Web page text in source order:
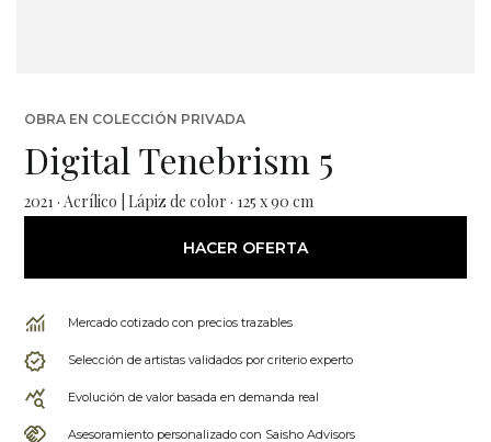
OBRA EN COLECCIÓN PRIVADA
Digital Tenebrism 5
2021 · Acrílico | Lápiz de color · 125 x 90 cm
HACER OFERTA
Mercado cotizado con precios trazables
Selección de artistas validados por criterio experto
Evolución de valor basada en demanda real
Asesoramiento personalizado con Saisho Advisors